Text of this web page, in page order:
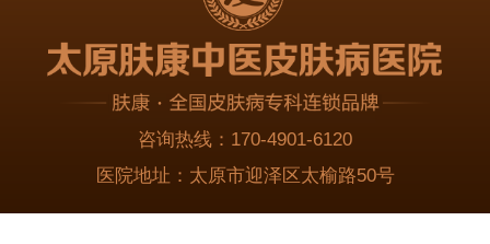
咨询热线： 170-4901-6120
医院地址： 太原市迎泽区太榆路50号